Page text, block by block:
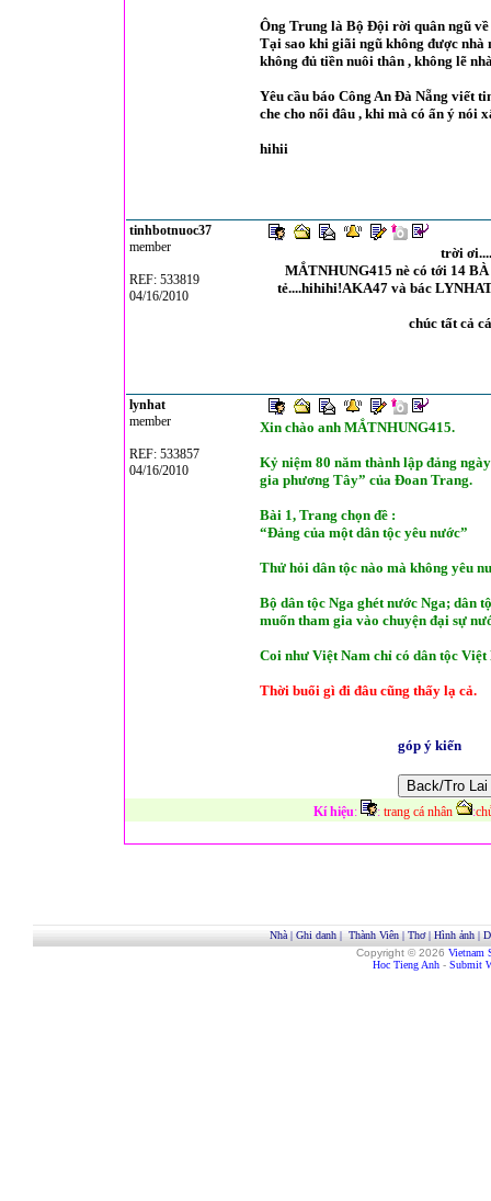
Ông Trung là Bộ Đội rời quân ngũ
Tại sao khi giãi ngũ không được nhà
không đủ tiền nuôi thân , không lẽ
Yêu cầu báo Công An Đà Nẵng viết
che cho nổi đâu , khi mà có ẩn ý nói
hihii
tinhbotnuoc37
member
REF: 533819
04/16/2010
trời
MẮTNHUNG415 nè có tới 14
tẻ....hihihi!AKA47 và bác
chúc tất cả
lynhat
member
REF: 533857
04/16/2010
Xin chào anh MẮTNHUNG415.
Kỷ niệm 80 năm thành lập đảng
gia phương Tây” của Đoan Trang.
Bài 1, Trang chọn đề :
“Đảng của một dân tộc yêu nước”
Thử hỏi dân tộc nào mà không yêu
Bộ dân tộc Nga ghét nước Nga; dân
muốn tham gia vào chuyện đại sự
Coi như Việt Nam chỉ có dân tộc
Thời buổi gì đi đâu cũng thấy lạ cả.
góp ý kiến
Kí hiệu: : trang cá nhân :
Nhà| Ghi danh| Thành Viên| Thơ| Hình ảnh|
Copyright © 2026 Vietnam
Hoc Tieng Anh - Submit